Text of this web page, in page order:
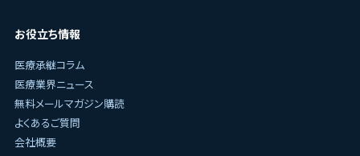
お役立ち情報
医療承継コラム
医療業界ニュース
無料メールマガジン購読
よくあるご質問
会社概要